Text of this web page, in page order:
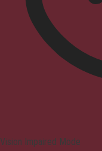
Vision Impaired Mode